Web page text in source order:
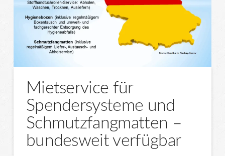
Mietservice für
Spendersysteme und
Schmutzfangmatten –
bundesweit verfügbar